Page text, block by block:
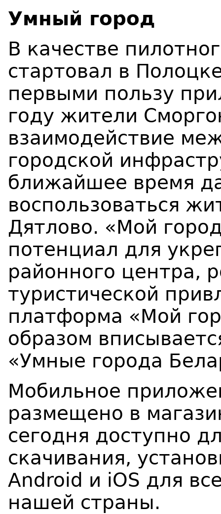
Умный город
В качестве
стартовал в
первыми пользу
году жители
взаимодействие
городской
ближайшее время
воспользоваться
Дятлово. «Мой
потенциал для
районного центра,
туристической
платформа «Мой
образом
«Умные города
Мобильное
размещено в
сегодня доступно
скачивания,
Android и iOS для
нашей страны.